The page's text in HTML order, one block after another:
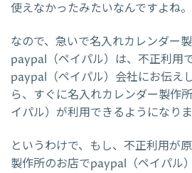
使えなかったみたいなんですよね。
なので、急いで名入れカレンダー
paypal（ペイパル）は、不正利用
paypal（ペイパル）会社にお伝え
ら、すぐに名入れカレンダー製作
イパル）が利用できるようになりま
というわけで、もし、不正利用が
製作所のお店でpaypal（ペイパル